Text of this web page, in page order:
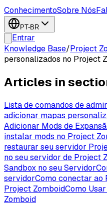
ConhecimentoSobre Nós
PT-BR
Entrar
Knowledge Base/Project
personalizados no Project
Articles in
Lista de comandos de
adicionar mapas
Adicionar Mods de
instalar mods no Project
restaurar seu servidor
no seu servidor de Project
Sandbox no seu Servidor
servidorComo conectar ao
Project ZomboidComo
Zomboid